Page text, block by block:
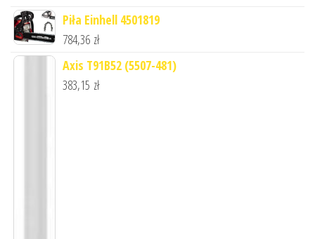
Piła Einhell 4501819
784,36 zł
Axis T91B52 (5507-481)
383,15 zł